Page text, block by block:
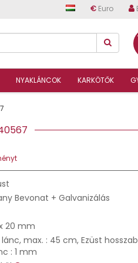
€ Euro
NYAKLÁNCOK KARKÖTŐK
Bevonat + Galvanizálás
20 mm
max. : 45 cm, Ezüst
: 1 mm